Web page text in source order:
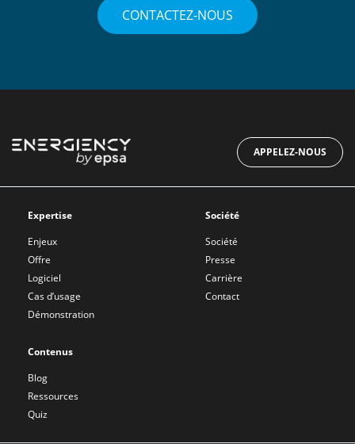
CONTACTEZ-NOUS
APPELEZ-NOUS
Expertise
Enjeux
Offre
Logiciel
Cas d’usage
Démonstration
Société
Société
Presse
Carrière
Contact
Contenus
Blog
Ressources
Quiz